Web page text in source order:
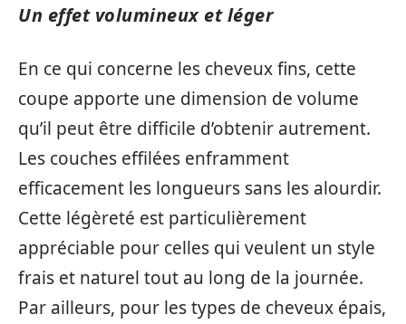
Un effet volumineux et léger
En ce qui concerne les cheveux fins, cette
coupe apporte une dimension de volume
qu’il peut être difficile d’obtenir autrement.
Les couches effilées enframment
efficacement les longueurs sans les alourdir.
Cette légèreté est particulièrement
appréciable pour celles qui veulent un style
frais et naturel tout au long de la journée.
Par ailleurs, pour les types de cheveux épais,